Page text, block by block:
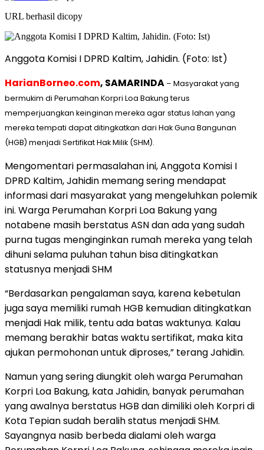
URL berhasil dicopy
Anggota Komisi I DPRD Kaltim, Jahidin. (Foto: Ist)
HarianBorneo.com, SAMARINDA – Masyarakat yang
bermukim di Perumahan Korpri Loa Bakung terus
memperjuangkan keinginan mereka agar status lahan yang
mereka tempati dapat ditingkatkan dari Hak Guna Bangunan
(HGB) menjadi Sertifikat Hak Milik (SHM).
Mengomentari permasalahan ini, Anggota Komisi I
DPRD Kaltim, Jahidin memang sering mendapat
informasi dari masyarakat yang mengeluhkan polemik
ini. Warga Perumahan Korpri Loa Bakung yang
notabene masih berstatus ASN dan ada yang sudah
purna tugas menginginkan rumah mereka yang telah
dihuni selama puluhan tahun bisa ditingkatkan
statusnya menjadi SHM
“Berdasarkan pengalaman saya, karena kebetulan
juga saya memiliki rumah HGB kemudian ditingkatkan
menjadi Hak milik, tentu ada batas waktunya. Kalau
memang berakhir batas waktu sertifikat, maka kita
ajukan permohonan untuk diproses,” terang Jahidin.
Namun yang sering diungkit oleh warga Perumahan
Korpri Loa Bakung, kata Jahidin, banyak perumahan
yang awalnya berstatus HGB dan dimiliki oleh Korpri di
Kota Tepian sudah beralih status menjadi SHM.
Sayangnya nasib berbeda dialami oleh warga